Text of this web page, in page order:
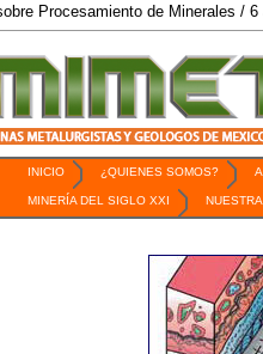
de Minerales / 6 al 9 de
INICIO ¿QUIENES SOMOS?
MINERÍA DEL SIGLO XXI